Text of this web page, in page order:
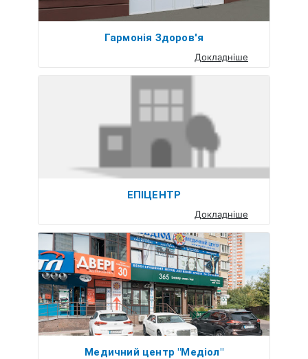
Гармонія Здоров'я
Докладніше
ЕПІЦЕНТР
Докладніше
Медичний центр "Медіол"